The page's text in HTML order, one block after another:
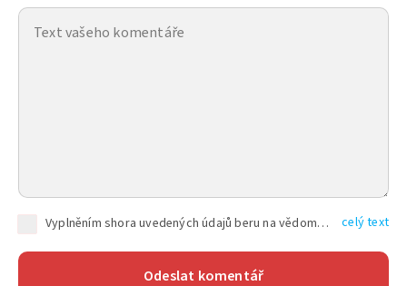
Vyplněním shora uvedených údajů beru na vědomí, že společnost TEXT FACTORY s.r.o., sídlem Brno, Durďákova 336/29, Černá Pole, PSČ: 613 00, IČ: 06157831, zapsané u Krajského soudu v Brně, oddíl C, vložka 100399, bude zpracovávat mé osobní údaje uvedené v rámci mnou vyplněného registračního formuláře na základě oprávněných zájmů TEXT FACTORY s.r.o. dle čl. 6 odst. 1 písm. f) GDPR a pro splnění právních povinností (čl. 6 odst. 1 písm. c) GDPR), a to pro tyto účely: nezbytnost zajistit oprávnění návštěvníka webových stránek provozovaných společností TEXT FACTORY s.r.o. přispívat aktivně ke zveřejněným článkům nebo v rámci diskusních fór a výkon práv TEXT FACTORY s.r.o. jako administrátora těchto diskusních fór. Více informací o zpracování osobních údajů a právech lze nalézt v celý text